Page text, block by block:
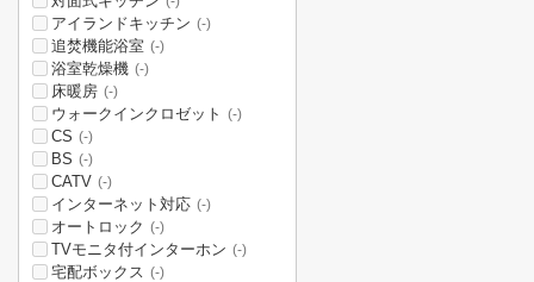
アイランドキッチン (-)
追焚機能浴室 (-)
浴室乾燥機 (-)
床暖房 (-)
ウォークインクロゼット (-)
CS (-)
BS (-)
CATV (-)
インターネット対応 (-)
オートロック (-)
TVモニタ付インターホン (-)
宅配ボックス (-)